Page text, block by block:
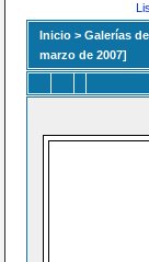
Inicio > Galerías
marzo de 2007]